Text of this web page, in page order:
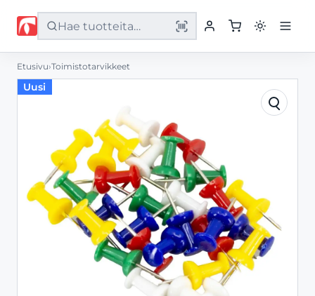
Etusivu
Palvelut
Yritys
Yhteystiedot
Etusivu›Toimistotarvikkeet
Uusi